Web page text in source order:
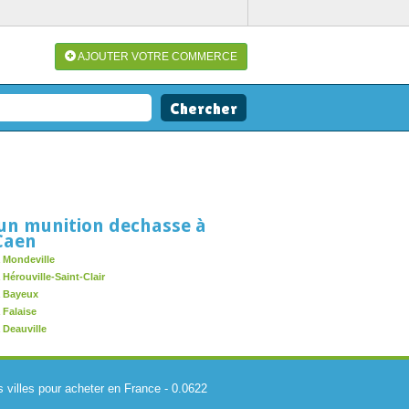
AJOUTER VOTRE COMMERCE
munition dechasse à
Mondeville
Saint-Clair
Bayeux
villes pour acheter en France- 0.0622